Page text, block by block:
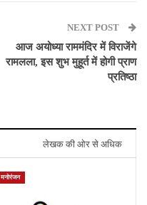
NEXT POST
आज अयोध्या राममंदिर में विराजेंगे
रामलला, इस शुभ मुहूर्त में होगी प्राण
प्रतिष्ठा
लेखक की ओर से अधिक
मनोरंजन